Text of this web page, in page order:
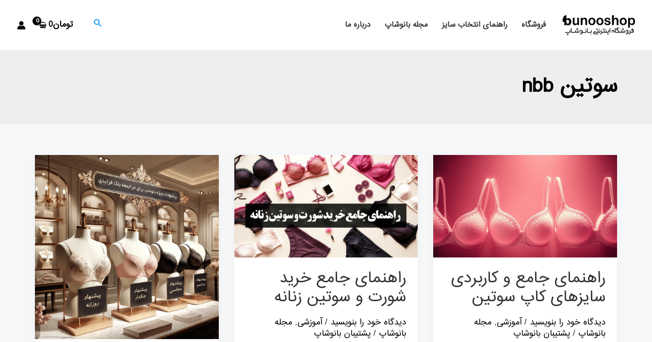
محتوا
فروشگاه راهنمای انتخاب سایز مجله بانوشاپ درباره ما جستجوتومان0
سوتین nbb
راهنمای جامع و کاربردی
سایزهای کاپ سوتین
دیدگاه‌ خود را بنویسید /آموزشی, مجله
بانوشاپ / پشتیبان بانوشاپ
جامع
و
کاربردی
سایزهای
کاپ
سوتین
راهنمای جامع خرید
شورت و سوتین زنانه
دیدگاه‌ خود را بنویسید /آموزشی, مجله
بانوشاپ / پشتیبان بانوشاپ
راهنمای
جامع
خرید
شورت
سوتین
زنانه
۵
مدل
سوتین
که
هر
خانمی
باید
در
کمد
خود
داشته
باشد
نوشته